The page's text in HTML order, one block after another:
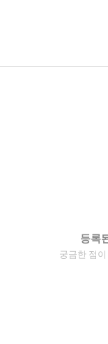
등록
궁금한 점